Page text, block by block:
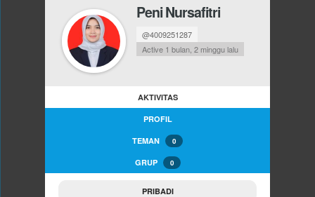
Peni Nursafitri
@4009251287
Active 1 bulan, 2 minggu lalu
AKTIVITAS
PROFIL
TEMAN 0
GRUP 0
PRIBADI